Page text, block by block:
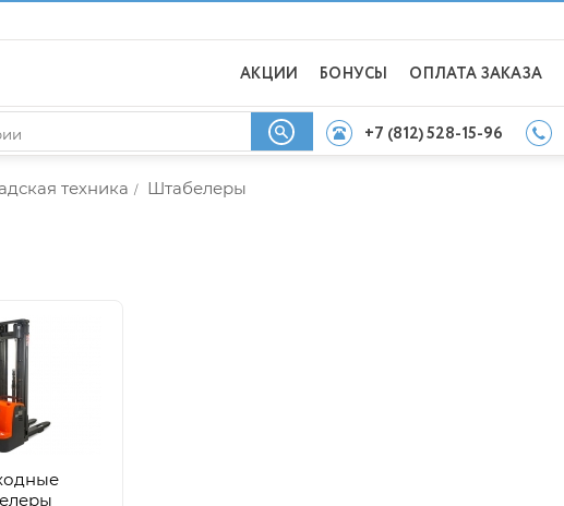
АКЦИИ БОНУСЫ ОПЛАТА ЗАКАЗА
+7 (812) 528-15-96
техника / Штабелеры